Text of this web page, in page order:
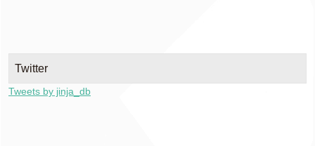
Twitter
Tweets by jinja_db